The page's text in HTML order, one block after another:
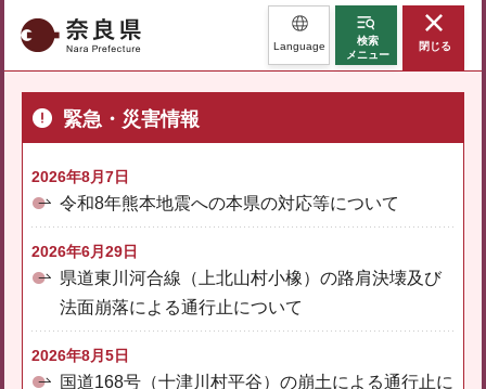
奈良県 Language
検索
メニュー
閉じる
緊急・災害情報
2026年8月7日
令和8年熊本地震への本県の対応等について
2026年6月29日
県道東川河合線（上北山村小橡）の路肩決壊及び
法面崩落による通行止について
2026年8月5日
国道168号（十津川村平谷）の崩土による通行止に